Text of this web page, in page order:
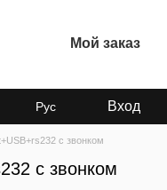
Мой заказ
Рус Вход
с звонком
с звонком